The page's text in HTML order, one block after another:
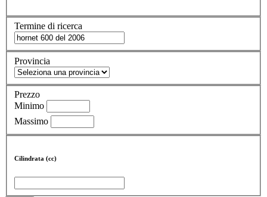
Termine di ricerca
Provincia
Prezzo
Minimo
Massimo
Cilindrata (cc)